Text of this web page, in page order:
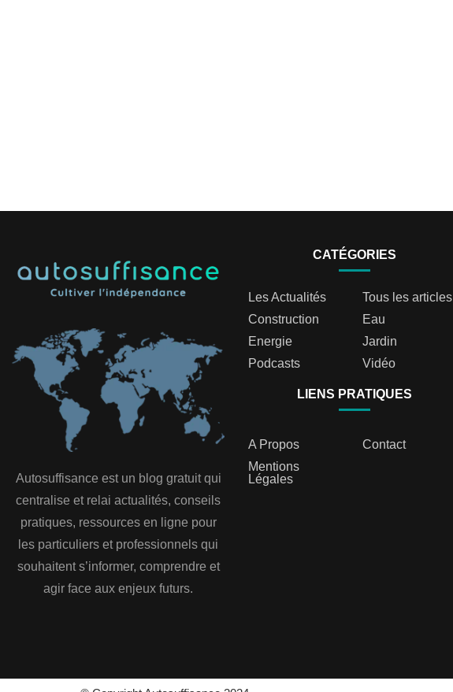
Autosuffisance est un blog gratuit qui
centralise et relai actualités, conseils
pratiques, ressources en ligne pour
les particuliers et professionnels qui
souhaitent s’informer, comprendre et
agir face aux enjeux futurs.
CATÉGORIES
Les Actualités
Tous les articles
Construction
Eau
Energie
Jardin
Podcasts
Vidéo
LIENS PRATIQUES
A Propos
Contact
Mentions
Légales